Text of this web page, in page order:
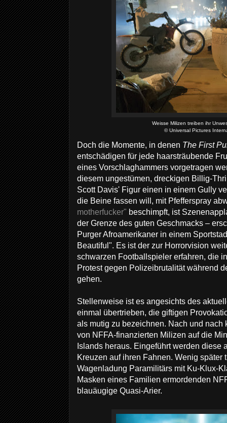
Weisse Milizen treiben ihr
© Universal Pictures
Doch die Momente, in denen The First
entschädigen für jede haarsträubende
eines Vorschlaghammers vorgetragen
diesem ungestümen, dreckigen Billig-
Scott Davis' Figur einen in einem Gully
die Beine fassen will, mit Pfefferspray
motherfucker" beschimpft, ist
der Grenze des guten Geschmacks –
Purger Afroamerikaner in einem
Beautiful". Es ist der zur Horrorvision
schwarzen Footballspieler erfahren, die
Protest gegen Polizeibrutalität während
gehen.
Stellenweise ist es angesichts des
einmal übertrieben, die giftigen
als mutig zu bezeichnen. Nach und
von NFFA-finanzierten Milizen auf die
Islands heraus. Eingeführt werden diese
Kreuzen auf ihren Fahnen. Wenig später
Wagenladung Paramilitärs mit Ku-Klux-
Masken eines Familien ermordenden
blauäugige Quasi-Arier.